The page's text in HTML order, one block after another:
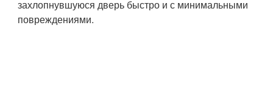
захлопнувшуюся дверь быстро и с минимальными
повреждениями.